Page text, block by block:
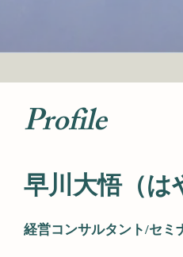
​Profile
早川大悟（は
経営コンサルタント/セミ